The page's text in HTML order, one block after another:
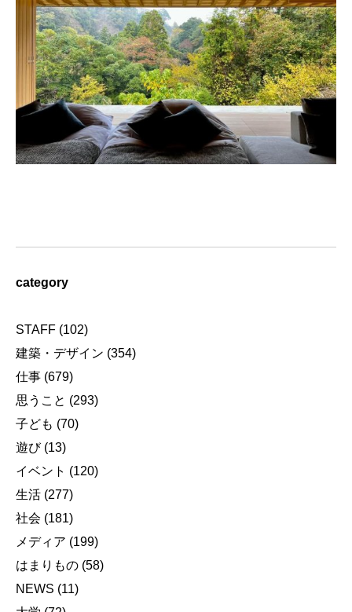
category
STAFF (102)
建築・デザイン (354)
仕事 (679)
思うこと (293)
子ども (70)
遊び(13)
イベント (120)
生活 (277)
社会 (181)
メディア (199)
はまりもの (58)
NEWS (11)